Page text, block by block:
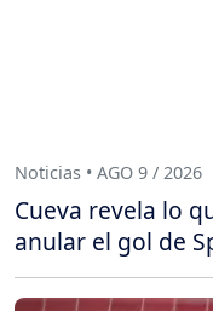
Noticias • AGO 9 / 2026
Cueva revela lo
anular el gol de